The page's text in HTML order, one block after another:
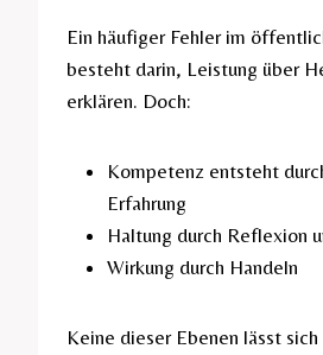
Ein häufiger Fehler im
besteht darin, Leistung über
erklären. Doch:
Kompetenz entsteht
Erfahrung
Haltung durch Reflexion
Wirkung durch Handeln
Keine dieser Ebenen lässt sich